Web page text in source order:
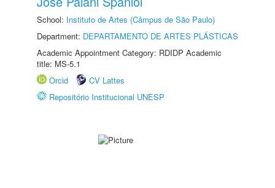
School: Instituto de Artes (Câmpus de São Paulo)
Department: DEPARTAMENTO DE ARTES PLÁSTICAS
Academic Appointment Category: RDIDP Academic
title: MS-5.1
Orcid
CV Lattes
Repositório Institucional UNESP